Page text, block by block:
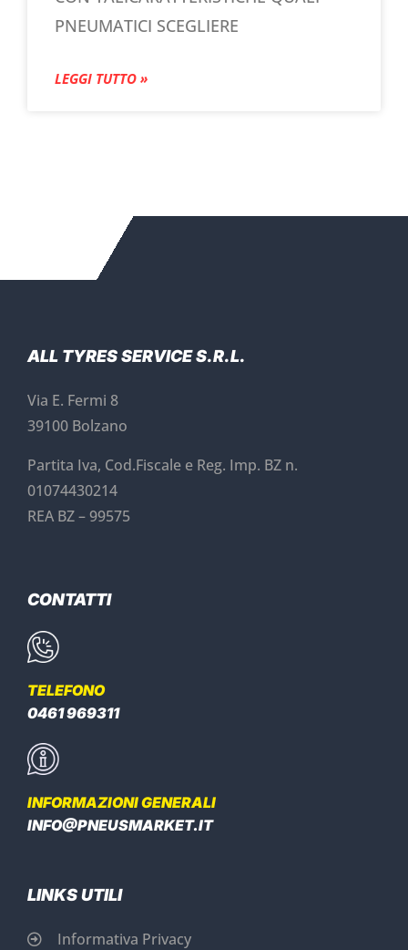
PNEUMATICI SCEGLIERE
LEGGI TUTTO »
ALL TYRES SERVICE S.R.L.
Via E. Fermi 8
39100 Bolzano
Partita Iva, Cod.Fiscale e Reg. Imp. BZ n.
01074430214
REA BZ – 99575
CONTATTI
TELEFONO
0461 969311
INFORMAZIONI GENERALI
INFO@PNEUSMARKET.IT
LINKS UTILI
Informativa Privacy